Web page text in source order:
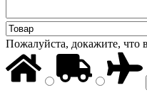
Пожалуйста, докажите, что